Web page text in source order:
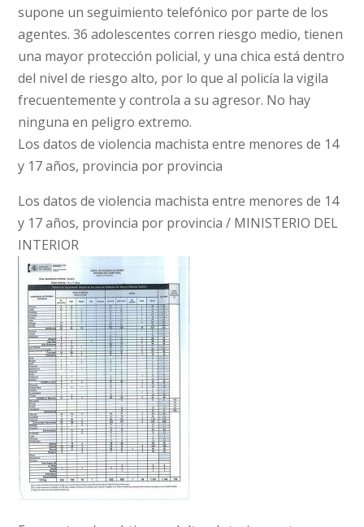
supone un seguimiento telefónico por parte de los
agentes. 36 adolescentes corren riesgo medio, tienen
una mayor protección policial, y una chica está dentro
del nivel de riesgo alto, por lo que al policía la vigila
frecuentemente y controla a su agresor. No hay
ninguna en peligro extremo.
Los datos de violencia machista entre menores de 14
y 17 años, provincia por provincia
Los datos de violencia machista entre menores de 14
y 17 años, provincia por provincia / MINISTERIO DEL
INTERIOR